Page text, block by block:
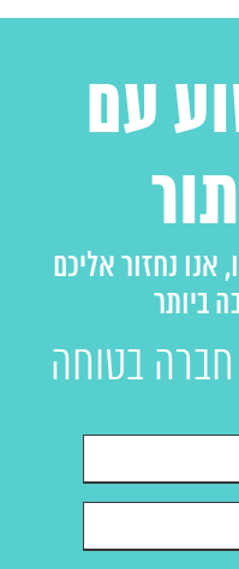
עם
אנו נחזור אליכם
ביותר
בטוחה